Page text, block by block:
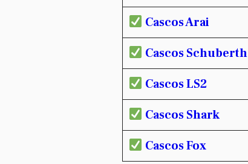
Cascos Arai
Cascos Schuberth
Cascos LS2
Cascos Shark
Cascos Fox